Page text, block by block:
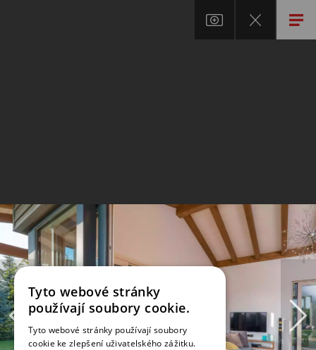
Tyto webové stránky
používají soubory cookie.
Tyto webové stránky používají soubory
cookie ke zlepšení uživatelského zážitku.